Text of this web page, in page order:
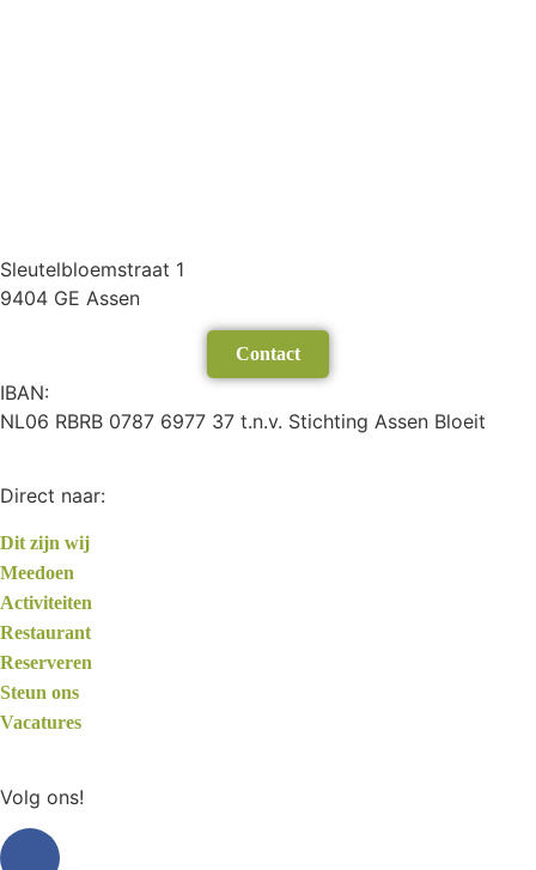
Sleutelbloemstraat 1
9404 GE Assen
Contact
IBAN:
NL06 RBRB 0787 6977 37 t.n.v. Stichting Assen Bloeit
Direct naar:
Dit zijn wij
Meedoen
Activiteiten
Restaurant
Reserveren
Steun ons
Vacatures
Volg ons!